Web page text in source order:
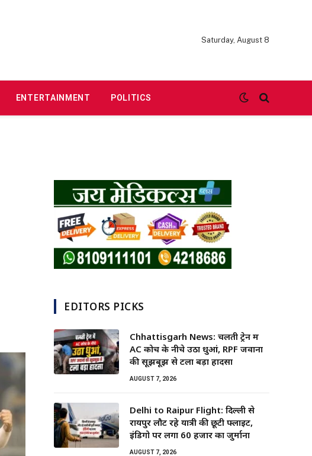
Saturday, August 8
ENTERTAINMENT POLITICS
EDITORS PICKS
Chhattisgarh News: चलती ट्रेन में
AC कोच के नीचे उठा धुआं, RPF जवानों
की सूझबूझ से टला बड़ा हादसा
AUGUST 7, 2026
Delhi to Raipur Flight: दिल्ली से
रायपुर लौट रहे यात्री की छूटी फ्लाइट,
इंडिगो पर लगा 60 हजार का जुर्माना
AUGUST 7, 2026